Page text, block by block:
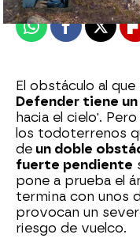
WhatsappFacebook
X
El obstáculo al
Defender tiene
hacia el cielo'.
los todoterrenos
de un doble
fuerte pendiente
pone a prueba el
termina con unos
provocan un
riesgo de vuelco.